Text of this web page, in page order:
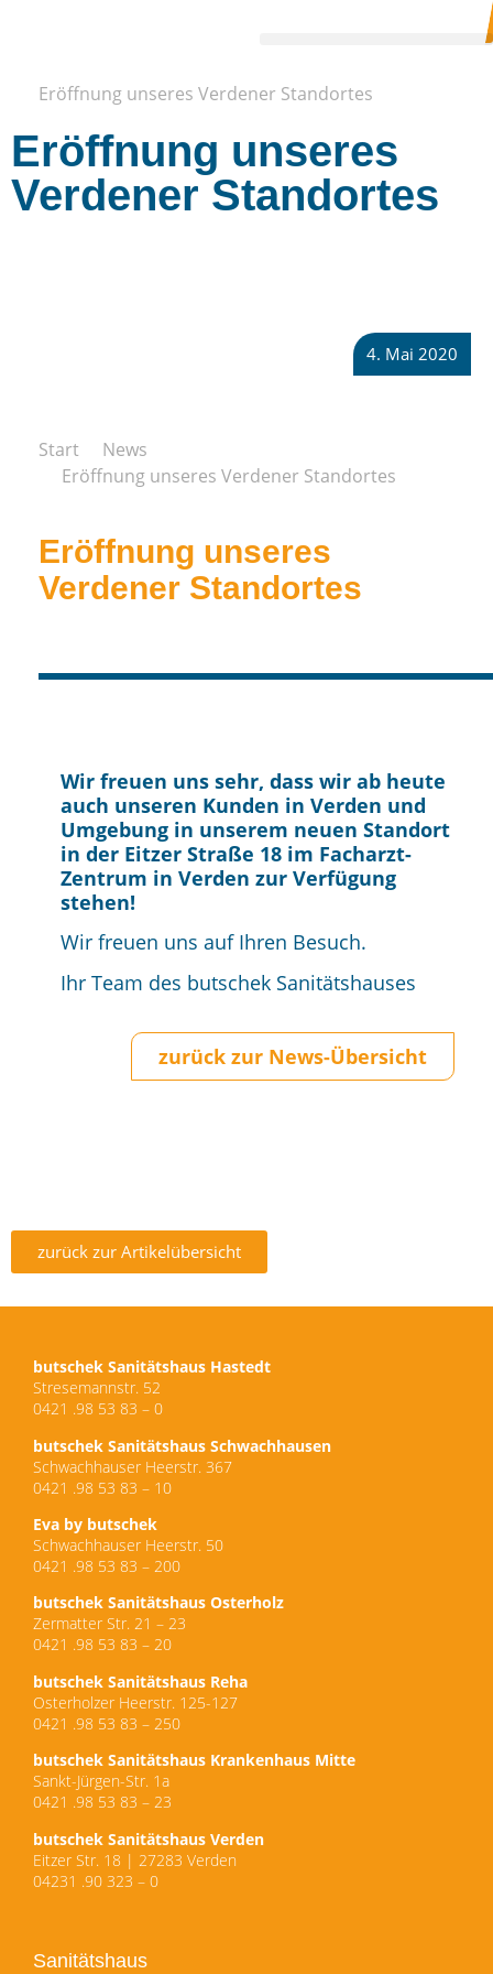
Eröffnung unseres Verdener Standortes
Eröffnung unseres
Verdener Standortes
4. Mai 2020
Start
News
Eröffnung unseres Verdener Standortes
Eröffnung unseres
Verdener Standortes
Wir freuen uns sehr, dass wir ab heute
auch unseren Kunden in Verden und
Umgebung in unserem neuen Standort
in der Eitzer Straße 18 im Facharzt-
Zentrum in Verden zur Verfügung
stehen!
Wir freuen uns auf Ihren Besuch.
Ihr Team des butschek Sanitätshauses
zurück zur News-Übersicht
zurück zur Artikelübersicht
butschek Sanitätshaus Hastedt
Stresemannstr. 52
0421 .98 53 83 – 0
butschek Sanitätshaus Schwachhausen
Schwachhauser Heerstr. 367
0421 .98 53 83 – 10
Eva by butschek
Schwachhauser Heerstr. 50
0421 .98 53 83 – 200
butschek Sanitätshaus Osterholz
Zermatter Str. 21 – 23
0421 .98 53 83 – 20
butschek Sanitätshaus Reha
Osterholzer Heerstr. 125-127
0421 .98 53 83 – 250
butschek Sanitätshaus Krankenhaus Mitte
Sankt-Jürgen-Str. 1a
0421 .98 53 83 – 23
butschek Sanitätshaus Verden
Eitzer Str. 18 | 27283 Verden
04231 .90 323 – 0
Sanitätshaus